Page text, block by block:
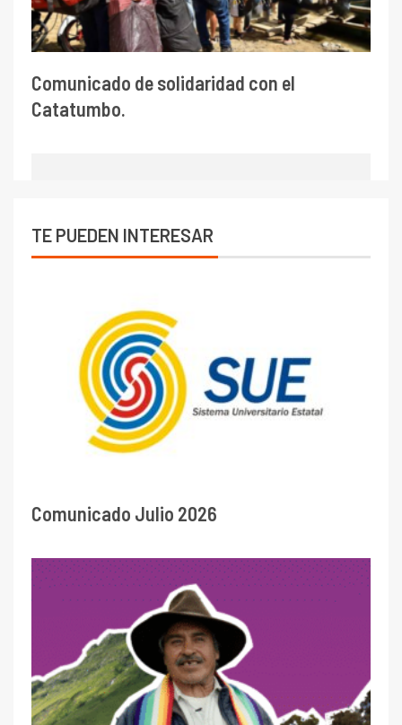
Comunicado de solidaridad con el
Catatumbo.
TE PUEDEN INTERESAR
Comunicado Julio 2026